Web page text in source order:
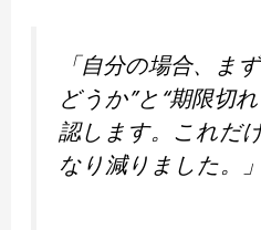
「自分の場合、ま
どうか”と“期限切
認します。これだ
なり減りました。」